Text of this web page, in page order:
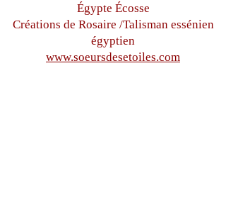
Égypte Écosse
Créations de Rosaire /Talisman essénien
égyptien
www.soeursdesetoiles.com